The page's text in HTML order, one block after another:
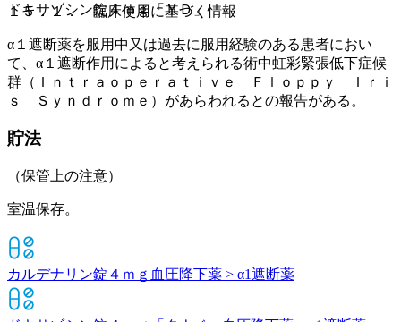
ドキサゾシン錠４ｍｇ「ＹＤ」
１５．１． 臨床使用に基づく情報
α１遮断薬を服用中又は過去に服用経験のある患者におい
て、α１遮断作用によると考えられる術中虹彩緊張低下症候
群（Ｉｎｔｒａｏｐｅｒａｔｉｖｅ Ｆｌｏｐｐｙ Ｉｒｉ
ｓ Ｓｙｎｄｒｏｍｅ）があらわれるとの報告がある。
貯法
（保管上の注意）
室温保存。
カルデナリン錠４ｍｇ 血圧降下薬 > α1遮断薬